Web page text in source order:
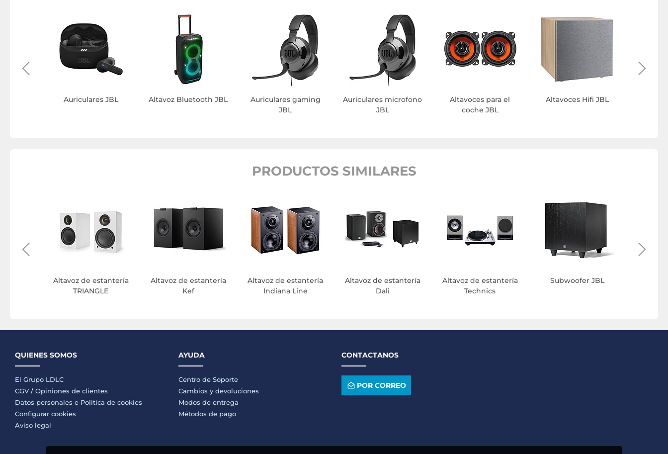
Auriculares JBL Altavoz Bluetooth JBL
Auriculares gaming
JBL
Auriculares microfono
JBL
Altavoces para el
coche JBL
Altavoces Hifi JBL
PRODUCTOS SIMILARES
Altavoz de estantería
TRIANGLE
Altavoz de estantería
Kef
Altavoz de estantería
Indiana Line
Altavoz de estantería
Dali
Altavoz de estantería
Technics
Subwoofer JBL
QUIENES SOMOS
El Grupo LDLC
CGV / Opiniones de clientes
Datos personales e Politica de cookies
Configurar cookies
Aviso legal
AYUDA
Centro de Soporte
Cambios y devoluciones
Modos de entrega
Métodos de pago
CONTACTANOS
POR CORREO